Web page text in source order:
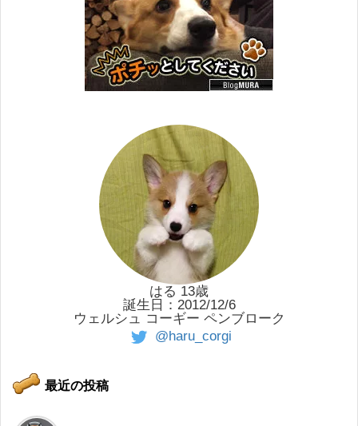
はる 13歳
誕生日：2012/12/6
ウェルシュ コーギー ペンブローク
@haru_corgi
最近の投稿